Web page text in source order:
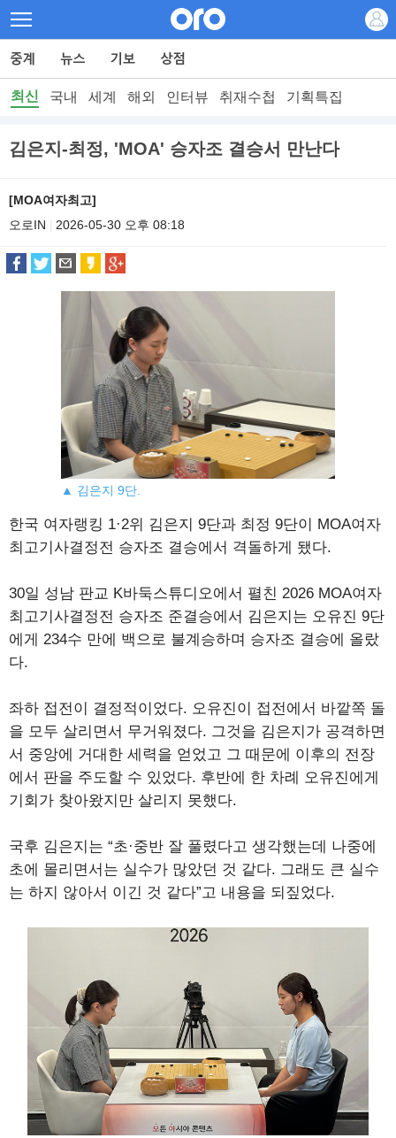
최신 국내 세계 해외 인터뷰 취재수첩 기획특집
김은지-최정, 'MOA' 승자조 결승서 만난다
[MOA여자최고]
오로IN
2026-05-30 오후 08:18
▲ 김은지 9단.
한국 여자랭킹 1·2위 김은지 9단과 최정 9단이 MOA여자
최고기사결정전 승자조 결승에서 격돌하게 됐다.
30일 성남 판교 K바둑스튜디오에서 펼친 2026 MOA여자
최고기사결정전 승자조 준결승에서 김은지는 오유진 9단
에게 234수 만에 백으로 불계승하며 승자조 결승에 올랐
다.
좌하 접전이 결정적이었다. 오유진이 접전에서 바깥쪽 돌
을 모두 살리면서 무거워졌다. 그것을 김은지가 공격하면
서 중앙에 거대한 세력을 얻었고 그 때문에 이후의 전장
에서 판을 주도할 수 있었다. 후반에 한 차례 오유진에게
기회가 찾아왔지만 살리지 못했다.
국후 김은지는 “초·중반 잘 풀렸다고 생각했는데 나중에
초에 몰리면서는 실수가 많았던 것 같다. 그래도 큰 실수
는 하지 않아서 이긴 것 같다”고 내용을 되짚었다.